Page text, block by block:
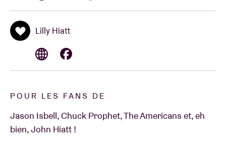
Lilly Hiatt
POUR LES FANS DE
Jason Isbell, Chuck Prophet, The Americans et, eh
bien, John Hiatt !